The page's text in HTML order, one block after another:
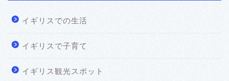
イギリスでの生活
イギリスで子育て
イギリス観光スポット